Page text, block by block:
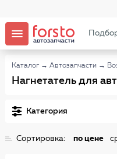
Каталог → Автозапчасти →
Нагнетатель для
Категория
Сортировка: по цене